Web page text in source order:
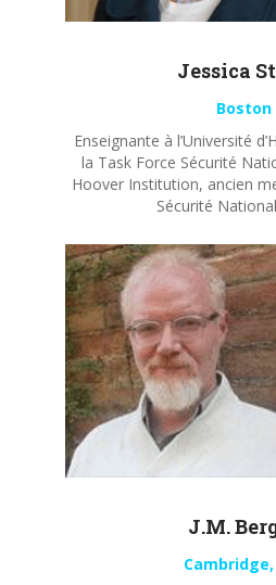
Jessica
Boston
Enseignante à l’Université
la Task Force Sécurité
Hoover Institution, ancien
Sécurité
J.M.